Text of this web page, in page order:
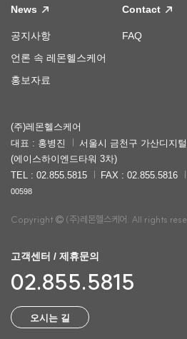
News
공지사항
언론 속 레몬헬스케어
홍보자료
Contact
FAQ
(주)레몬헬스케어
대표 : 홍병진
서울시 금천구 가산디지
(에이스하이엔드타워 3차)
TEL : 02.855.5815
FAX : 02.855.5816
00598
Copyright (주)레몬헬스케어. All rights
고객센터 / 제휴문의
02.855.5815
오시는 길